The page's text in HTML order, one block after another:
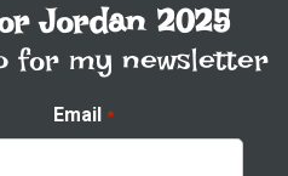
Jordan 2025
for my newsletter
Email *